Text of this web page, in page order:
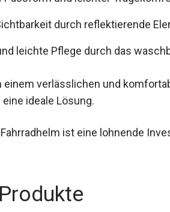
durch reflektierende
leichte Pflege durch das
einem verlässlichen und
ideale Lösung.
Fahrradhelm ist eine lohnende